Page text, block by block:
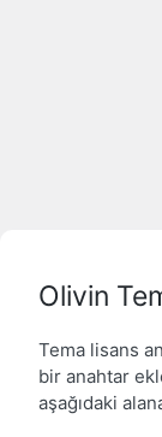
Olivin
Tema lisans
bir anahtar
aşağıdaki